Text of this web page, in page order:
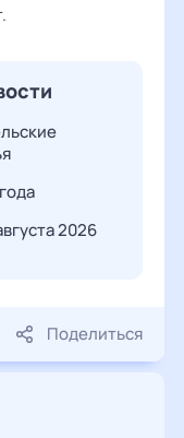
2026
Поделиться